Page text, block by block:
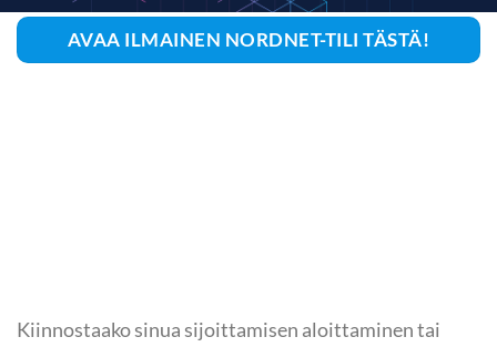
AVAA ILMAINEN NORDNET-TILI TÄSTÄ!
Kiinnostaako sinua sijoittamisen aloittaminen tai